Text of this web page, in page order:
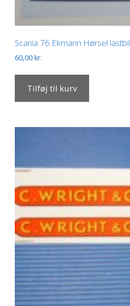
Scania 76 Ekmann Hørsel lastbil
60,00 kr.
Tilføj til kurv